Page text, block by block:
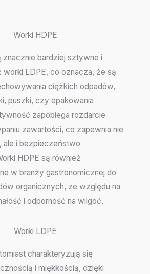
Worki HDPE
znacznie bardziej sztywne i
worki LDPE, co oznacza, że są
ciężkich odpadów,
puszki, czy opakowania
zapobiega rozdarcie
zawartości, co zapewnia nie
i bezpieczeństwo
HDPE są również
w branży gastronomicznej do
organicznych, ze względu na
i odporność na wilgoć.
Worki LDPE
charakteryzują się
i miękkością, dzięki